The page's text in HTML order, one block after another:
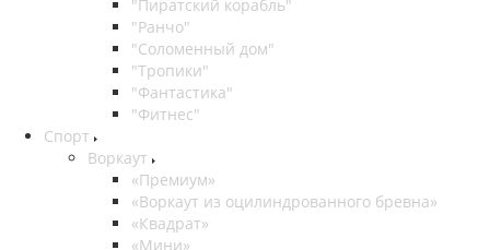
"Пиратский корабль"
"Ранчо"
"Соломенный дом"
"Тропики"
"Фантастика"
"Фитнес"
Спорт
Воркаут
«Премиум»
«Воркаут из оцилиндрованного бревна»
«Квадрат»
«Мини»